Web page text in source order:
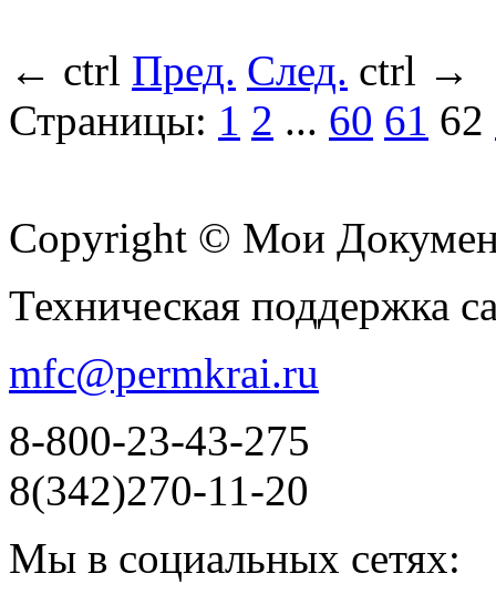
← ctrl Пред. След. ctrl →
Страницы: 1 2 ... 60 61 62
Copyright © Мои
Техническая поддержка
mfc@permkrai.ru
8-800-23-43-275
8(342)270-11-20
Мы в социальных сетях: